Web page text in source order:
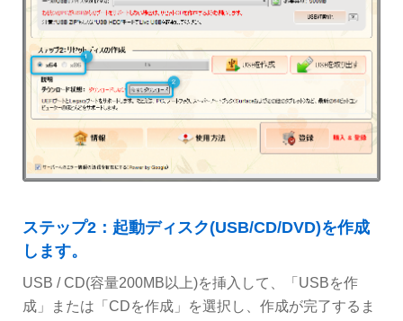
ステップ2：起動ディスク(USB/CD/DVD)を作成
します。
USB / CD(容量200MB以上)を挿入して、「USBを作
成」または「CDを作成」を選択し、作成が完了するま